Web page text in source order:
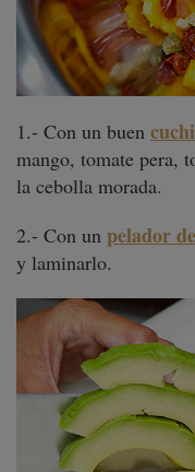
1.- Con un buen
mango, tomate pera,
la cebolla morada.
2.- Con un pelador
y laminarlo.